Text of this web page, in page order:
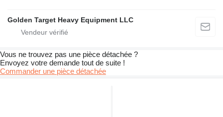
Golden Target Heavy Equipment LLC
Vous ne trouvez pas une pièce détachée ?
Envoyez votre demande tout de suite !
Commander une pièce détachée